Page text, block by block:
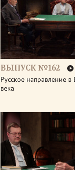
ВЫПУСК №162
Русское направление в
века